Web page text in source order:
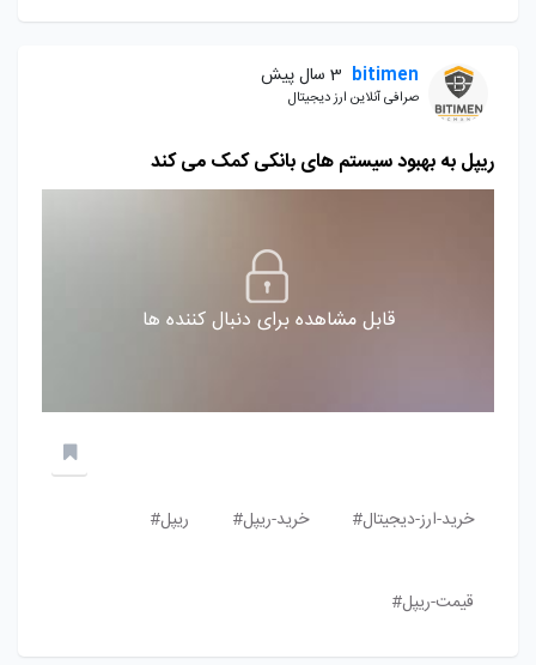
bitimen 3 سال پیش
صرافی آنلاین ارز دیجیتال
ریپل به بهبود سیستم های بانکی کمک می کند
قابل مشاهده برای دنبال کننده ها
خرید-ارز-دیجیتال# خرید-ریپل# ریپل#
قیمت-ریپل#